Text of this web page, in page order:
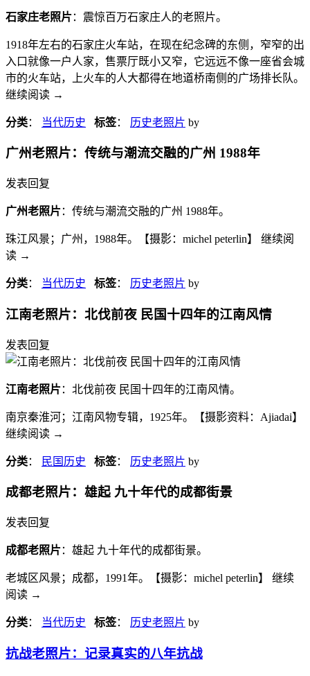
石家庄老照片：震惊百万石家庄人的老照片。
1918年左右的石家庄火车站，在现在纪念碑的东侧，窄窄的出
入口就像一户人家，售票厅既小又窄，它远远不像一座省会城
市的火车站，上火车的人大都得在地道桥南侧的广场排长队。
继续阅读 →
分类： 当代历史 标签： 历史老照片 by
广州老照片：传统与潮流交融的广州 1988年
发表回复
广州老照片：传统与潮流交融的广州 1988年。
珠江风景；广州，1988年。【摄影：michel peterlin】 继续阅
读 →
分类： 当代历史 标签： 历史老照片 by
江南老照片：北伐前夜 民国十四年的江南风情
发表回复
江南老照片：北伐前夜 民国十四年的江南风情。
南京秦淮河；江南风物专辑，1925年。【摄影资料：Ajiadai】
继续阅读 →
分类： 民国历史 标签： 历史老照片 by
成都老照片：雄起 九十年代的成都街景
发表回复
成都老照片：雄起 九十年代的成都街景。
老城区风景；成都，1991年。【摄影：michel peterlin】 继续
阅读 →
分类： 当代历史 标签： 历史老照片 by
抗战老照片：记录真实的八年抗战